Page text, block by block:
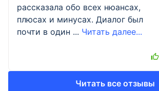
рассказала обо всех нюансах,
плюсах и минусах. Диалог был
почти в один ... Читать далее...
Читать все отзывы